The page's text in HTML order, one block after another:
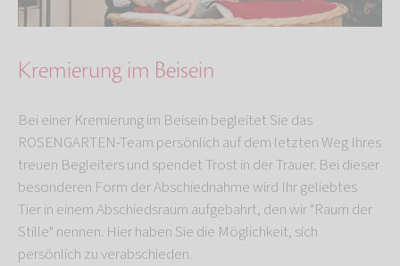
Kremierung im Beisein
Bei einer Kremierung im Beisein begleitet Sie das
ROSENGARTEN-Team persönlich auf dem letzten Weg Ihres
treuen Begleiters und spendet Trost in der Trauer. Bei dieser
besonderen Form der Abschiednahme wird Ihr geliebtes
Tier in einem Abschiedsraum aufgebahrt, den wir "Raum der
Stille" nennen. Hier haben Sie die Möglichkeit, sich
persönlich zu verabschieden.